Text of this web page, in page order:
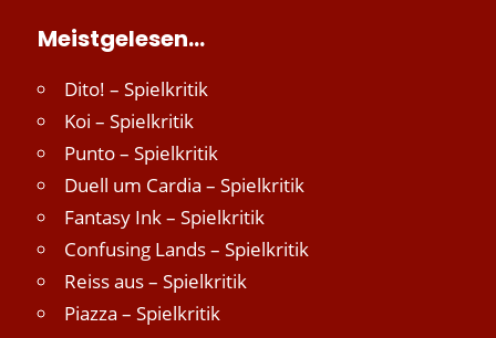
Meistgelesen…
Dito! – Spielkritik
Koi – Spielkritik
Punto – Spielkritik
Duell um Cardia – Spielkritik
Fantasy Ink – Spielkritik
Confusing Lands – Spielkritik
Reiss aus – Spielkritik
Piazza – Spielkritik